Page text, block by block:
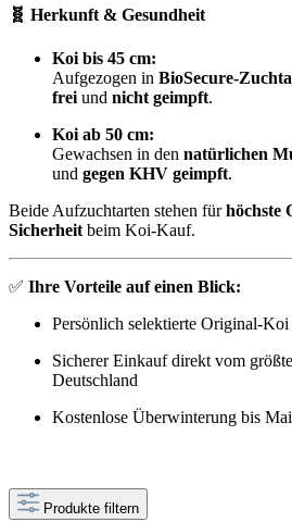
🧬 Herkunft & Gesundheit
Koi bis 45 cm:
Aufgezogen in BioSecure-
frei und nicht geimpft.
Koi ab 50 cm:
Gewachsen in den natürlichen
und gegen KHV geimpft.
Beide Aufzuchtarten stehen fürhöchste
Sicherheit beim Koi-Kauf.
✅ Ihre Vorteile auf einen Blick:
Persönlich selektierte Original-Koi
Sicherer Einkauf direkt vom
Deutschland
Kostenlose Überwinterung bis
Produkte filtern